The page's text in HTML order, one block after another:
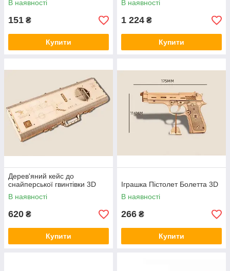
В наявності
151 ₴
Купити
В наявності
1 224 ₴
Купити
Дерев'яний кейс до
снайперської гвинтівки 3D
В наявності
620 ₴
Купити
Іграшка Пістолет Болетта 3D
В наявності
266 ₴
Купити